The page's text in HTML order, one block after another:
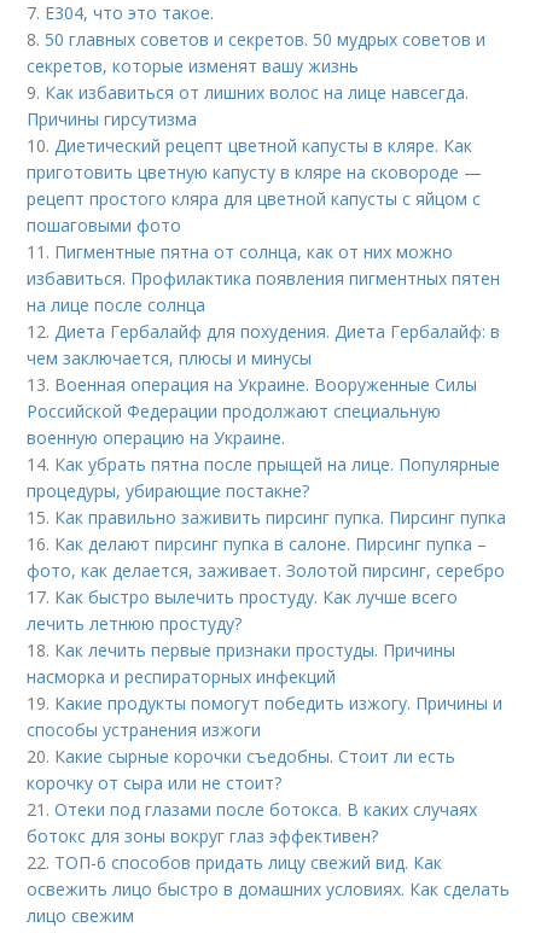
7. Е304, что это такое.
8. 50 главных советов и секретов. 50 мудрых советов и
секретов, которые изменят вашу жизнь
9. Как избавиться от лишних волос на лице навсегда.
Причины гирсутизма
10.Диетический рецепт цветной капусты в кляре. Как
приготовить цветную капусту в кляре на сковороде —
рецепт простого кляра для цветной капусты с яйцом с
пошаговыми фото
11. Пигментные пятна от солнца, как от них можно
избавиться. Профилактика появления пигментных пятен
на лице после солнца
12.Диета Гербалайф для похудения. Диета Гербалайф: в
чем заключается, плюсы и минусы
13. Военная операция на Украине. Вооруженные Силы
Российской Федерации продолжают специальную
военную операцию на Украине.
14. Как убрать пятна после прыщей на лице. Популярные
процедуры, убирающие постакне?
15. Как правильно заживить пирсинг пупка. Пирсинг пупка
16. Как делают пирсинг пупка в салоне. Пирсинг пупка –
фото, как делается, заживает. Золотой пирсинг, серебро
17. Как быстро вылечить простуду. Как лучше всего
лечить летнюю простуду?
18. Как лечить первые признаки простуды. Причины
насморка и респираторных инфекций
19. Какие продукты помогут победить изжогу. Причины и
способы устранения изжоги
20. Какие сырные корочки съедобны. Стоит ли есть
корочку от сыра или не стоит?
21.Отеки под глазами после ботокса. В каких случаях
ботокс для зоны вокруг глаз эффективен?
22. ТОП-6 способов придать лицу свежий вид. Как
освежить лицо быстро в домашних условиях. Как сделать
лицо свежим